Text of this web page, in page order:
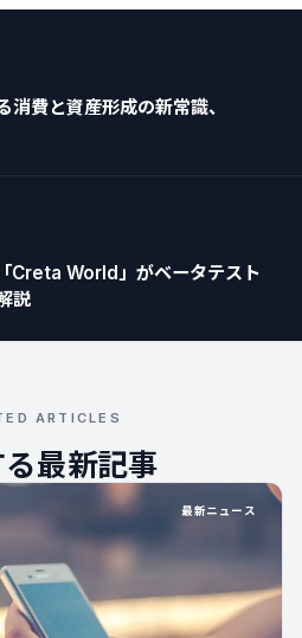
費と資産形成の新常識、
Creta World」がベータテスト
説
ARTICLES
最新記事
最新ニュース